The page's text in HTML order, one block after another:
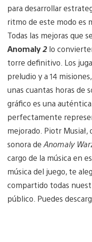
para desarrollar
ritmo de este modo es
Todas las mejoras que
Anomaly2 lo
torre definitivo. Los
preludio y a 14
unas cuantas horas de
gráfico es una
perfectamente
mejorado. Piotr Musiał,
sonora de Anomaly
cargo de la música en
música del juego, te
compartido todas
público. Puedes